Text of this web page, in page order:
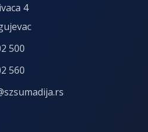
4
500
560